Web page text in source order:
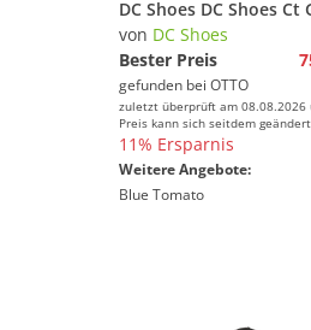
von DC Shoes
Bester Preis
gefunden bei OTTO
zuletzt überprüft am 08.08.2026
Preis kann sich seitdem
11% Ersparnis
Weitere Angebote:
Blue Tomato